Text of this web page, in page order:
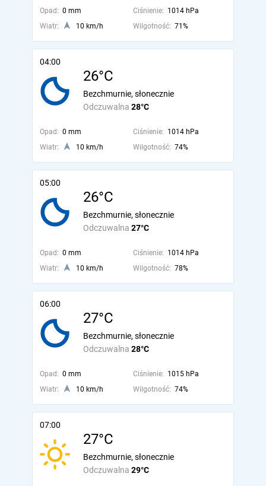
Opad: 0 mm Ciśnienie: 1014 hPa
Wiatr:
10 km/h Wilgotność: 71%
04:00
26°C
Odczuwalna 28°C
Bezchmurnie, słonecznie
Opad: 0 mm Ciśnienie: 1014 hPa
Wiatr:
10 km/h Wilgotność: 74%
05:00
26°C
Odczuwalna 27°C
Bezchmurnie, słonecznie
Opad: 0 mm Ciśnienie: 1014 hPa
Wiatr:
10 km/h Wilgotność: 78%
06:00
27°C
Odczuwalna 28°C
Bezchmurnie, słonecznie
Opad: 0 mm Ciśnienie: 1015 hPa
Wiatr:
10 km/h Wilgotność: 74%
07:00
27°C
Odczuwalna 29°C
Bezchmurnie, słonecznie